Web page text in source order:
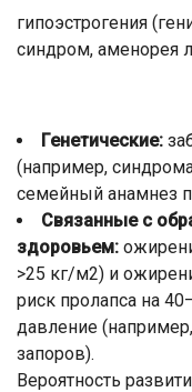
гипоэстрогения
синдром, аменорея
Генетические:
(например,
семейный анамнез
Связанные с
здоровьем:
>25 кг/м2) и
риск пролапса на
давление
запоров).
Вероятность